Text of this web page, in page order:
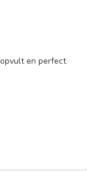
en perfect